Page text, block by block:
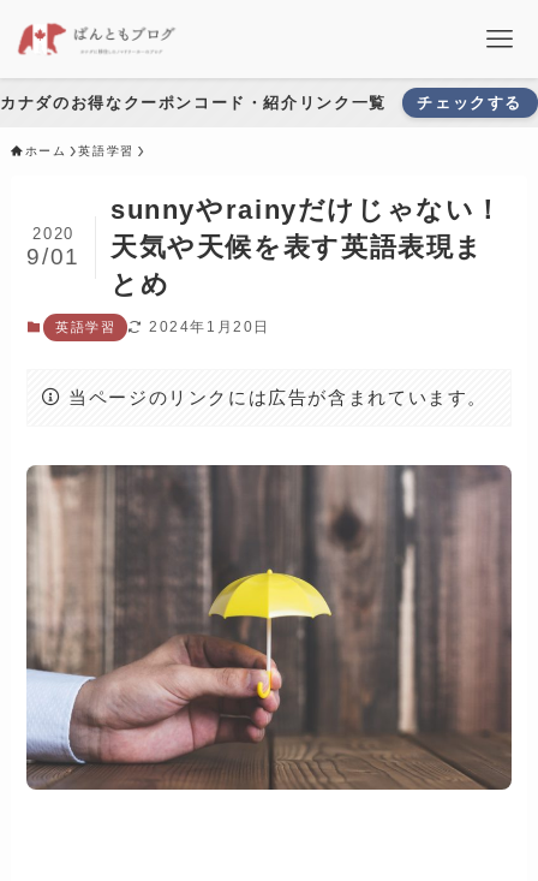
カナダのお得なクーポンコード・紹介リンク一覧 チェックする
ホーム 英語学習
sunnyやrainyだけじゃない！
天気や天候を表す英語表現ま
とめ
2020
9/01
英語学習 2024年1月20日
当ページのリンクには広告が含まれています。